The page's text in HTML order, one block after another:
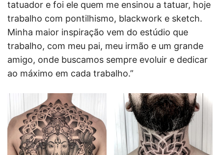
tatuador e foi ele quem me ensinou a tatuar, hoje
trabalho com pontilhismo, blackwork e sketch.
Minha maior inspiração vem do estúdio que
trabalho, com meu pai, meu irmão e um grande
amigo, onde buscamos sempre evoluir e dedicar
ao máximo em cada trabalho.”